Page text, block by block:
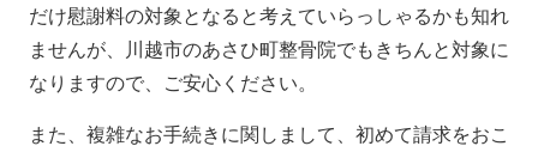
だけ慰謝料の対象となると考えていらっしゃるかも知れ
ませんが、川越市のあさひ町整骨院でもきちんと対象に
なりますので、ご安心ください。
また、複雑なお手続きに関しまして、初めて請求をおこ